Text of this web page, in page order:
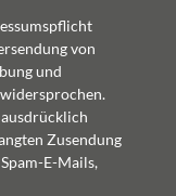
von
und
Zusendung
E-Mails,